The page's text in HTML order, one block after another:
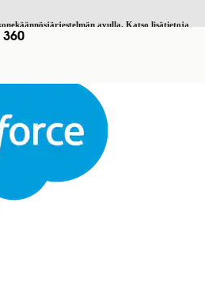
avulla. Katso lisätietoja